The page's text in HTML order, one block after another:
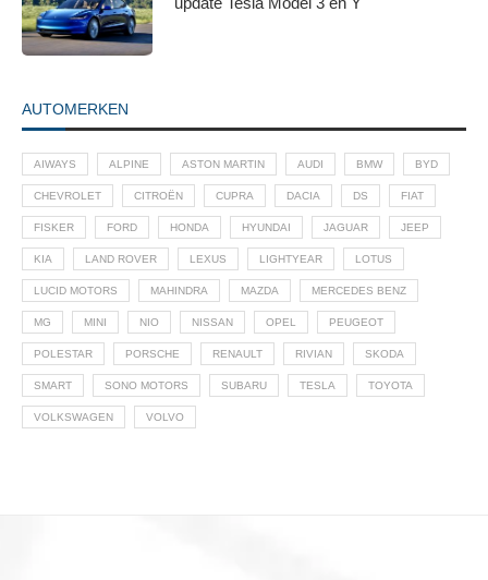
informatie die u aan ze heeft verstrekt of die ze hebben
verzameld op basis van uw gebruik van hun services.
AUTOMERKEN
AIWAYS ALPINE ASTON MARTIN AUDI BMW BYD
CHEVROLET CITROËN CUPRA DACIA DS FIAT
FISKER FORD HONDA HYUNDAI JAGUAR JEEP
KIA LAND ROVER LEXUS LIGHTYEAR LOTUS
LUCID MOTORS MAHINDRA MAZDA MERCEDES BENZ
MG MINI NIO NISSAN OPEL PEUGEOT
POLESTAR PORSCHE RENAULT RIVIAN SKODA
SMART SONO MOTORS SUBARU TESLA TOYOTA
VOLKSWAGEN VOLVO